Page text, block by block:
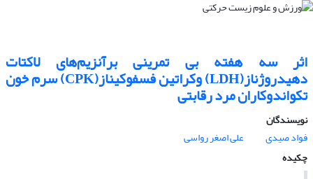
اثر سه هفته بی تمرینی برآنزیم‌های لاکتات
دهیدروژناز(LDH) وکراتین فسفوکیناز(CPK) سرم خون
تکواندوکاران مرد رقابتی
نویسندگان
فواد صیدی
علی اصغر رواسی
چکیده